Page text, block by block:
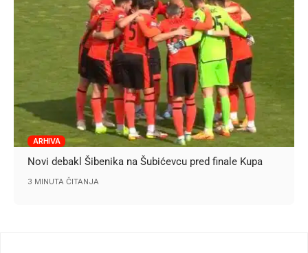
ARHIVA
Novi debakl Šibenika na Šubićevcu pred finale Kupa
3 MINUTA ČITANJA